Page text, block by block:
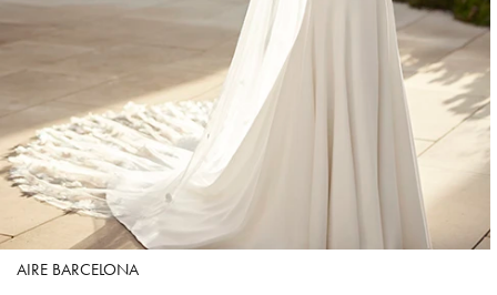
AIRE BARCELONA